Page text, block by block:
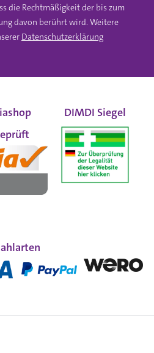
die Rechtmäßigkeit der bis zum
davon berührt wird. Weitere
Datenschutzerklärung
DIMDI Siegel